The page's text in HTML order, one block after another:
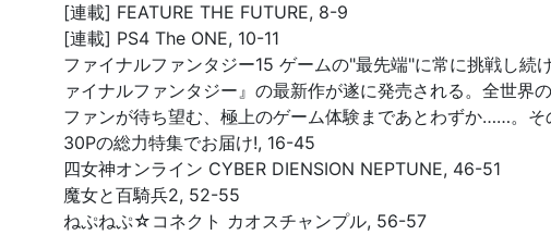
[連載] FEATURE THE FUTURE, 8-9
[連載] PS4 The ONE, 10-11
ファイナルファンタジー15 ゲームの"最先端"に常に挑戦し続
ァイナルファンタジー』の最新作が遂に発売される。全世界
ファンが待ち望む、極上のゲーム体験まであとわずか……。そ
30Pの総力特集でお届け!, 16-45
四女神オンライン CYBER DIENSION NEPTUNE, 46-51
魔女と百騎兵2, 52-55
ねぷねぷ☆コネクト カオスチャンプル, 56-57